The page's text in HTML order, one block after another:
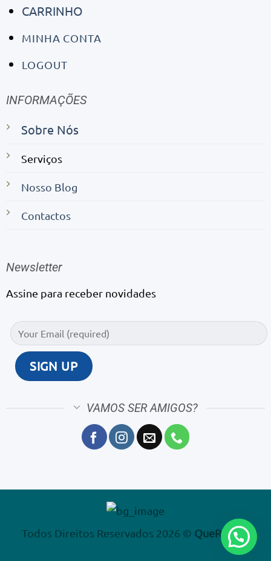
CARRINHO
MINHA CONTA
LOGOUT
INFORMAÇÕES
Sobre Nós
Serviços
Nosso Blog
Contactos
Newsletter
Assine para receber novidades
VAMOS SER AMIGOS?
Todos Direitos Reservados 2026 © QueRápido